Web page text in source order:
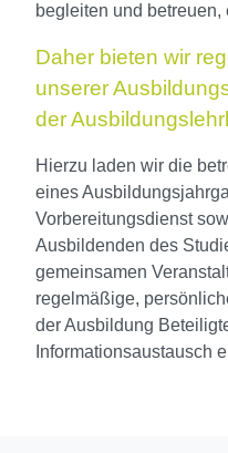
begleiten und
Daher bieten wir
unserer
der
Hierzu laden wir die
eines
Vorbereitungsdienst
Ausbildenden des
gemeinsamen
regelmäßige,
der Ausbildung
Informationsaustausch